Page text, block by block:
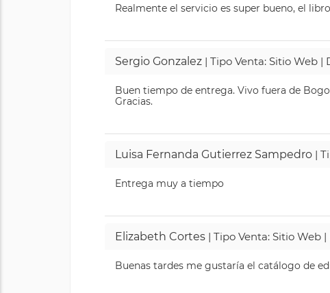
Realmente el servicio es super bueno, el
Sergio Gonzalez | Tipo Venta: Sitio Web
Buen tiempo de entrega. Vivo fuera de
Gracias.
Luisa Fernanda Gutierrez Sampedro |
Entrega muy a tiempo
Elizabeth Cortes | Tipo Venta: Sitio Web
Buenas tardes me gustaría el catálogo de